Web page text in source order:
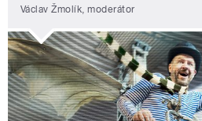
Václav Žmolík, moderátor